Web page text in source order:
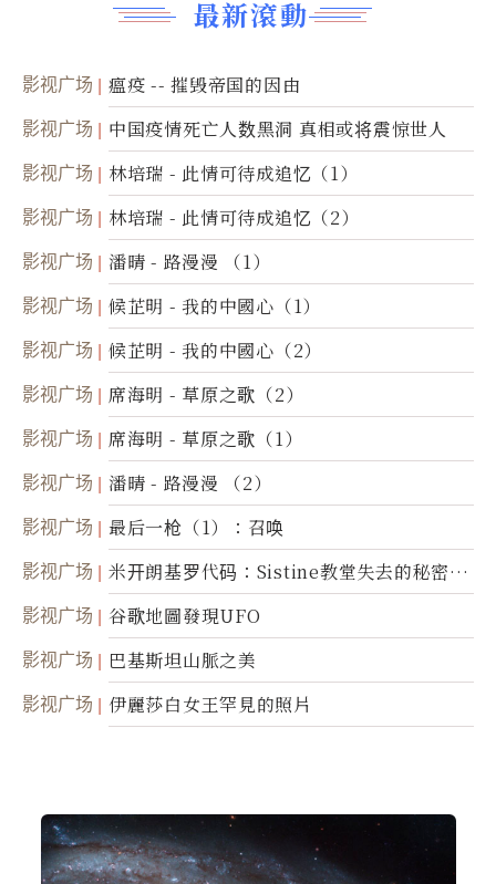
最新滾動
影视广场 瘟疫 -- 摧毁帝国的因由
影视广场 中国疫情死亡人数黑洞 真相或将震惊世人
影视广场 林培瑞 - 此情可待成追忆（1）
影视广场 林培瑞 - 此情可待成追忆（2）
影视广场 潘晴 - 路漫漫 （1）
影视广场 候芷明 - 我的中國心（1）
影视广场 候芷明 - 我的中國心（2）
影视广场 席海明 - 草原之歌（2）
影视广场 席海明 - 草原之歌（1）
影视广场 潘晴 - 路漫漫 （2）
影视广场 最后一枪（1）：召唤
影视广场
米开朗基罗代码：Sistine教堂失去的秘密
(图)
影视广场 谷歌地圖發現UFO
影视广场 巴基斯坦山脈之美
影视广场 伊麗莎白女王罕見的照片